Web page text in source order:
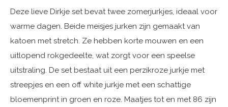
Deze lieve Dirkje set bevat twee zomerjurkjes, ideaal voor
warme dagen. Beide meisjes jurken zijn gemaakt van
katoen met stretch. Ze hebben korte mouwen en een
uitlopend rokgedeelte, wat zorgt voor een speelse
uitstraling. De set bestaat uit een perzikroze jurkje met
streepjes en een off white jurkje met een schattige
bloemenprint in groen en roze. Maatjes tot en met 86 zijn